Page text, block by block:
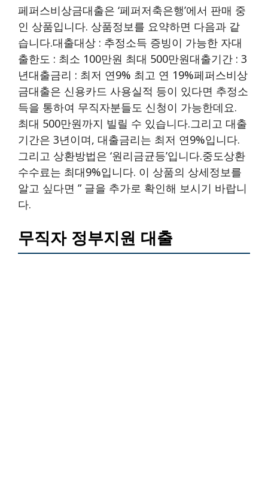
페퍼스비상금대출은 ‘페퍼저축은행’에서 판매 중
인 상품입니다. 상품정보를 요약하면 다음과 같
습니다.대출대상 : 추정소득 증빙이 가능한 자대
출한도 : 최소 100만원 최대 500만원대출기간 : 3
년대출금리 : 최저 연9% 최고 연 19%페퍼스비상
금대출은 신용카드 사용실적 등이 있다면 추정소
득을 통하여 무직자분들도 신청이 가능한데요.
최대 500만원까지 빌릴 수 있습니다.그리고 대출
기간은 3년이며, 대출금리는 최저 연9%입니다.
그리고 상환방법은 ‘원리금균등’입니다.중도상환
수수료는 최대9%입니다. 이 상품의 상세정보를
알고 싶다면 ” 글을 추가로 확인해 보시기 바랍니
다.
무직자 정부지원 대출